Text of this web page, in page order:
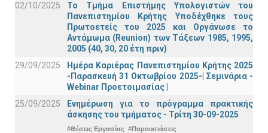
02/10/2025
Το Τμήμα Επιστήμης Υπολογιστών του
Πανεπιστημίου Κρήτης Υποδέχθηκε τους
Πρωτοετείς του 2025 και Οργάνωσε το
Αντάμωμα (Reunion) των Τάξεων 1985, 1995,
2005 (40, 30, 20 έτη πριν)
29/09/2025
Ημέρα Καριέρας Πανεπιστημίου Κρήτης 2025
-Παρασκευή 31 Οκτωβρίου 2025-| Σεμινάρια -
Webinar Προετοιμασίας |
25/09/2025
Ενημέρωση για το πρόγραμμα πρακτικής
άσκησης του τμήματος - Τρίτη 30-09-2025
#Θέσεις Εργασίας #Παρουσιάσεις